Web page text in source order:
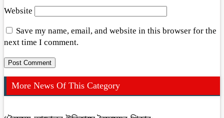
Website
Save my name, email, and website in this browser for the
next time I comment.
More News Of This Category